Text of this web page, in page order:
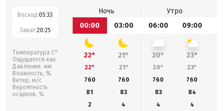
Восход:05:33
Закат:20:25
Температура С°
Ощущается как
Давление, мм
Влажность, %
Ветер, м/с
Вероятность
осадков, %
Ночь
Утро
00:00
03:00 06:00 09:00
22° 21° 20° 23°
22° 21° 20° 23°
760
760 760 760
81
83 83 84
2
4 4
4